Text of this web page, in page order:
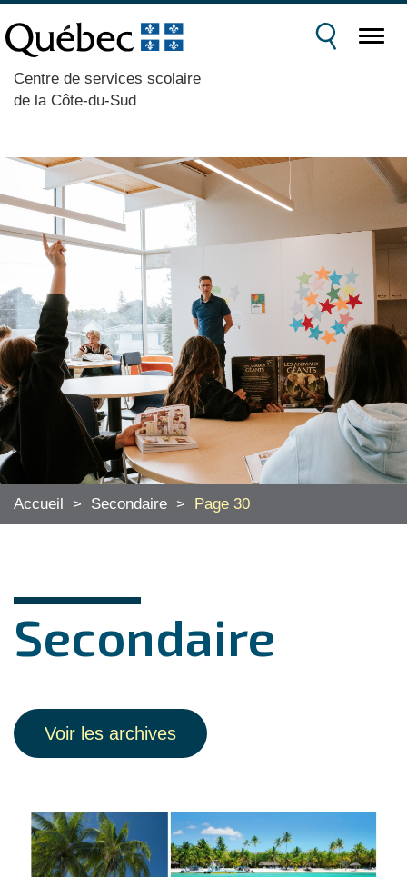
Centre de services scolaire
de la Côte-du-Sud
Accueil > Secondaire > Page 30
Secondaire
Voir les archives